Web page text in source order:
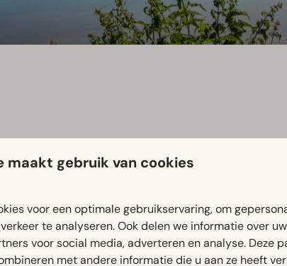
genieten op het zandstrand, in het water en in
langwerpig meer. In het noorden grenst het aan
suppen of waterskiën. Daarnaast zijn er
maakt gebruik van cookies
voor een optimale gebruikservaring, om
te analyseren. Ook delen we informatie over
voor social media, adverteren en analyse. Deze
met andere informatie die u aan ze heeft